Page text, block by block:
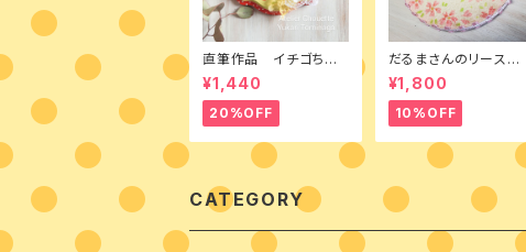
直筆作品 イチゴちゃ
ん トールペイントとカン
トリードールのミニボー
ド
¥1,440
20%OFF
だるまさんのリース飾り
b 縁福桜 完成品
¥1,800
10%OFF
CATEGORY